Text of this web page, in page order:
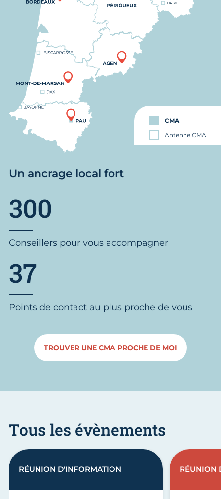
CMA
Antenne CMA
Un ancrage local fort
300
Conseillers pour vous accompagner
37
Points de contact au plus proche de vous
TROUVER UNE CMA PROCHE DE MOI
Tous les évènements
RÉUNION D'INFORMATION RÉUNION